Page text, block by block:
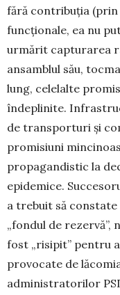
fără contribuția (prin
func­ționale, ea nu
urmărit capturarea
ansamblul său,
lung, celelalte
îndeplinite.
de transporturi și
promisiuni
propagandistic la
epidemice.
a trebuit să constate
„fondul de
fost „risipit” pentru
provocate de
administratorilor